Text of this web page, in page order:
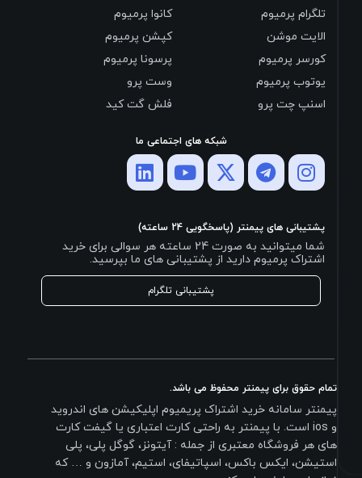
تلگرام پرمیوم
الایت موشن
کورسر پرمیوم
یوتوب پرمیوم
اسنپ چت پرو
کانوا پرمیوم
کپشن پرمیوم
پرسونا پرمیوم
وست پرو
فلش گت کید
شبکه های اجتماعی ما
پشتیبانی های پیمنتر (پاسخگویی 24 ساعته)
شما میتوانید به صورت 24 ساعته هر سوالی برای خرید
اشتراک پرمیوم دارید از پشتیبانی های ما بپرسید.
پشتیبانی تلگرام
تمام حقوق برای پیمنتر محفوظ می باشد.
پیمنتر سامانه خرید اشتراک پریمیوم اپلیکیشن های اندروید
و ios است. با پیمنتر به راحتی کارت اعتباری یا گیفت کارت
های هر فروشگاه معتبری از جمله : آیتونز، گوگل پلی، پلی
استیشن، ایکس باکس، اسپاتیفای، استیم، آمازون و … که